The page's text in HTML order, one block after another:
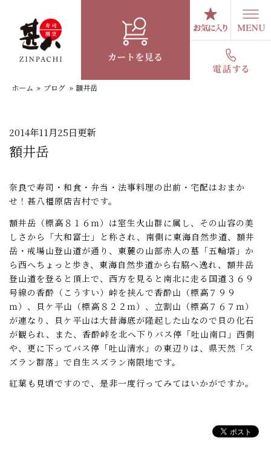
スタッフブログ
ホーム » ブログ » 額井岳
2014年11月25日更新
額井岳
奈良で寿司・和食・弁当・法事料理の出前・宅配はおまか
せ！甚八橿原店吉村です。
額井岳（標高８１６ｍ）は室生火山群に属し、その山容の美
しさから「大和富士」と称され、南側に東海自然歩道、額井
岳・戒場山登山道が通り、東麓の山部赤人の墓「五輪塔」か
ら西へちょっと歩き、東海自然歩道から右脇へ逸れ、額井岳
登山道を登ると頂上で、西方を見ると南北に走る国道３６９
号線の香酔（こうすい）峠を挟んで香酔山（標高７９９
ｍ）、貝ケ平山（標高８２２ｍ）、立割山（標高７６７ｍ）
が連なり、貝ケ平山は大昔海底が隆起した山なので貝の化石
が観られ、また、香酔峠を北へ下りバス停「吐山南口」西側
や、更に下ってバス停「吐山清水」の東辺りは、県天然「ス
ズラン群落」で自生スズラン南限地です。
紅葉も見頃ですので、是非一度行ってみてはいかがですか。